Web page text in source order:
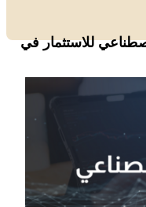
الاصطناعي للاستثمار في